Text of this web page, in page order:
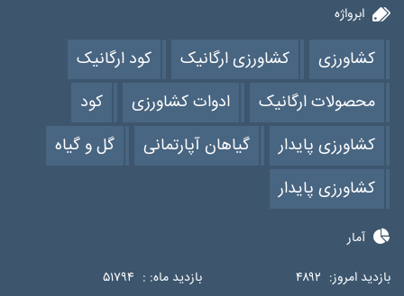
ابرواژه
کشاورزی کشاورزی ارگانیک
کود ارگانیک
محصولات ارگانیک
ادوات کشاورزی
کود
کشاورزی پایدار
گیاهان آپارتمانی
گل و گیاه
کشاورزی پایدار
آمار
بازدید امروز: ۴۸۹۲ بازدید ماه: : ۵۱۷۹۴